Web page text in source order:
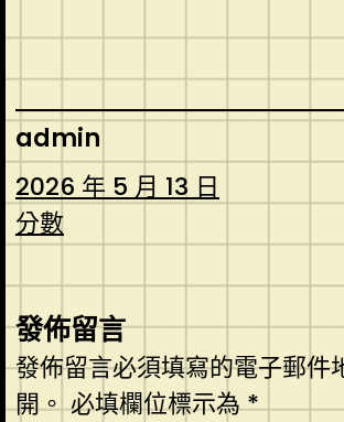
admin
2026 年 5 月 13 日
分數
發佈留言
發佈留言必須填寫的電子郵件
開。必填欄位標示為*